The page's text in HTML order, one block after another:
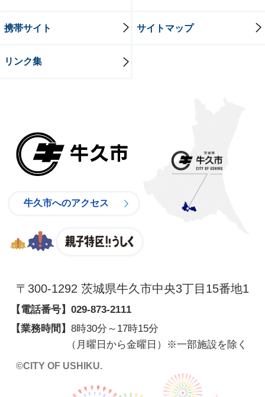
携帯サイト サイトマップ
リンク集
牛久市へのアクセス
〒300-1292 茨城県牛久市中央3丁目15番地1
【電話番号】 029-873-2111
【業務時間】 8時30分～17時15分
（月曜日から金曜日）※一部施設を除く
©CITY OF USHIKU.